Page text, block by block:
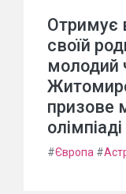
Отримує
своїй
молодий
призове
#Європа #